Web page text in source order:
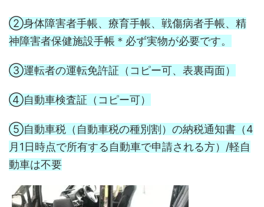
②身体障害者手帳、療育手帳、戦傷病者手帳、精
神障害者保健施設手帳＊必ず実物が必要です。
③運転者の運転免許証（コピー可、表裏両面）
④自動車検査証（コピー可）
⑤自動車税（自動車税の種別割）の納税通知書（4
月1日時点で所有する自動車で申請される方）/軽自
動車は不要